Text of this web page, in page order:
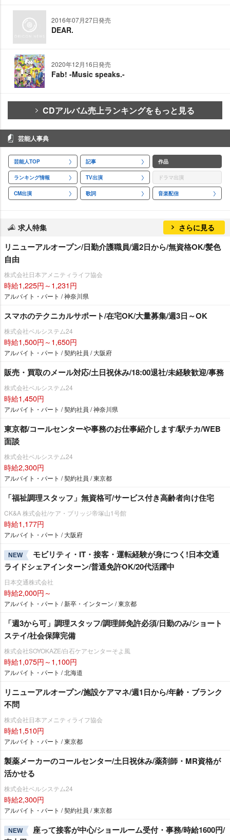
2016年07月27日発売
DEAR.
2020年12月16日発売
Fab! -Music speaks.-
CDアルバム売上ランキングをもっと見る
芸能人事典
芸能人TOP 記事 作品
ランキング情報 TV出演 ドラマ出演
CM出演 歌詞 音楽配信
求人特集 さらに見る
リニューアルオープン/日勤介護職員/週2日から/無資格OK/髪色
自由
株式会社日本アメニティライフ協会
時給1,225円～1,231円
アルバイト・パート / 神奈川県
スマホのテクニカルサポート/在宅OK/大量募集/週3日～OK
株式会社ベルシステム24
時給1,500円～1,650円
アルバイト・パート / 契約社員 / 大阪府
販売・買取のメール対応/土日祝休み/18:00退社/未経験歓迎/事務
株式会社ベルシステム24
時給1,450円
アルバイト・パート / 契約社員 / 神奈川県
東京都/コールセンターや事務のお仕事紹介します/駅チカ/WEB
面談
株式会社ベルシステム24
時給2,300円
アルバイト・パート / 契約社員 / 東京都
「福祉調理スタッフ」無資格可/サービス付き高齢者向け住宅
CK&A 株式会社/ケア・ブリッジ帝塚山1号館
時給1,177円
アルバイト・パート / 大阪府
NEW
モビリティ・IT・接客・運転経験が身につく!日本交通
ライドシェアインターン/普通免許OK/20代活躍中
日本交通株式会社
時給2,000円～
アルバイト・パート / 新卒・インターン / 東京都
「週3から可」調理スタッフ/調理師免許必須/日勤のみ/ショート
ステイ/社会保障完備
株式会社SOYOKAZE/白石ケアセンターそよ風
時給1,075円～1,100円
アルバイト・パート / 北海道
リニューアルオープン/施設ケアマネ/週1日から/年齢・ブランク
不問
株式会社日本アメニティライフ協会
時給1,510円
アルバイト・パート / 東京都
製薬メーカーのコールセンター/土日祝休み/薬剤師・MR資格が
活かせる
株式会社ベルシステム24
時給2,300円
アルバイト・パート / 契約社員 / 東京都
NEW
座って接客が中心/ショールーム受付・事務/時給1600円/